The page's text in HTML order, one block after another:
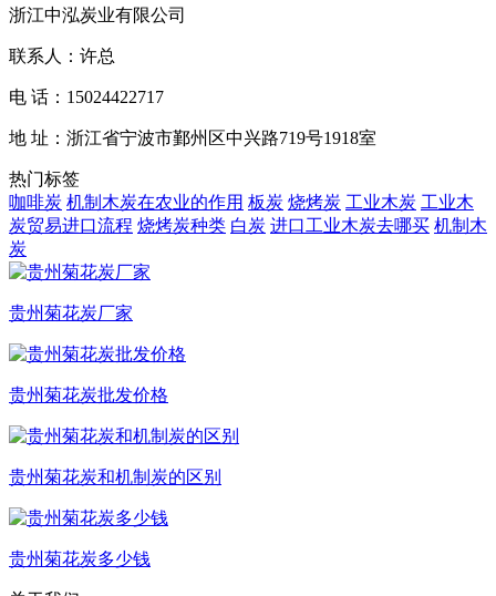
浙江中泓炭业有限公司
联系人：许总
电 话：15024422717
地 址：浙江省宁波市鄞州区中兴路719号1918室
热门标签
咖啡炭 机制木炭在农业的作用 板炭 烧烤炭 工业木炭 工业木
炭贸易进口流程 烧烤炭种类 白炭 进口工业木炭去哪买 机制木
炭
贵州菊花炭厂家
贵州菊花炭批发价格
贵州菊花炭和机制炭的区别
贵州菊花炭多少钱